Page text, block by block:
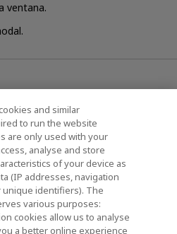
ventana.
(Corporativo /
and similar
to run the website
are only used with your
analyse and store
of your device as
(IP addresses, navigation
unique identifiers). The
various purposes:
cookies allow us to analyse
a better online experience